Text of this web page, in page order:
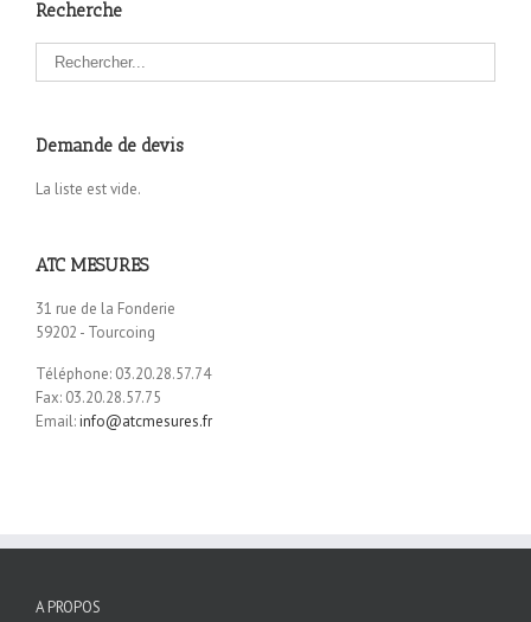
Recherche
Demande de devis
La liste est vide.
ATC MESURES
31 rue de la Fonderie
59202 - Tourcoing
Téléphone: 03.20.28.57.74
Fax: 03.20.28.57.75
Email:info@atcmesures.fr
A PROPOS